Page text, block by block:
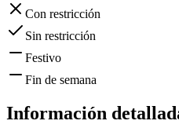
Con restricción
Sin restricción
Festivo
Fin de semana
Información